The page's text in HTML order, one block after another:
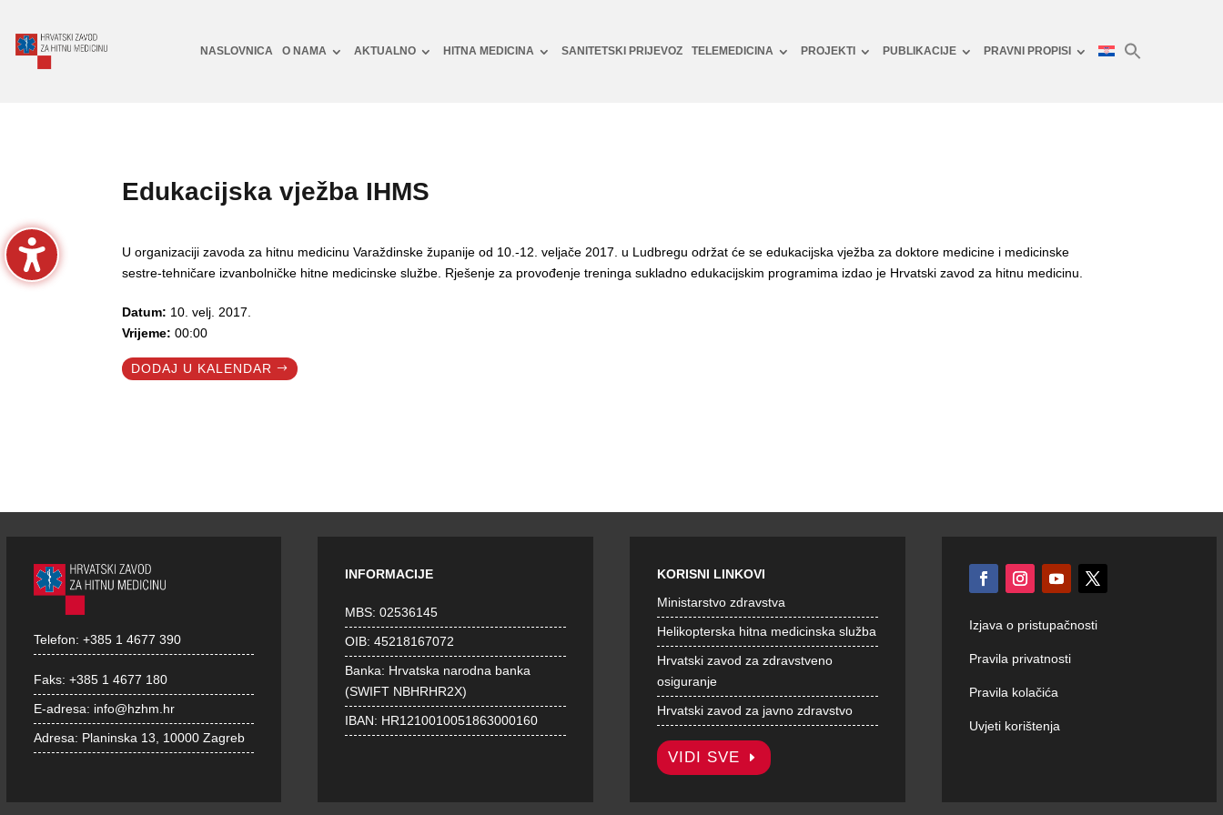
NASLOVNICA O NAMA AKTUALNO HITNA MEDICINA SANITETSKI PRIJEVOZ TELEMEDICINA PROJEKTI PUBLIKACIJE PRAVNI PROPISI
Edukacijska vježba IHMS
U organizaciji zavoda za hitnu medicinu Varaždinske županije od 10.-12. veljače 2017. u Ludbregu održat će se edukacijska vježba za doktore medicine i medicinske
sestre-tehničare izvanbolničke hitne medicinske službe. Rješenje za provođenje treninga sukladno edukacijskim programima izdao je Hrvatski zavod za hitnu medicinu.
Datum: 10. velj. 2017.
Vrijeme:00:00
DODAJ U KALENDAR
Telefon: +385 1 4677 390
Faks: +385 1 4677 180
E-adresa: info@hzhm.hr
Adresa: Planinska 13, 10000 Zagreb
INFORMACIJE
MBS: 02536145
OIB: 45218167072
Banka: Hrvatska narodna banka
(SWIFT NBHRHR2X)
IBAN: HR1210010051863000160
KORISNI LINKOVI
Ministarstvo zdravstva
Helikopterska hitna medicinska služba
Hrvatski zavod za zdravstveno
osiguranje
Hrvatski zavod za javno zdravstvo
VIDI SVE
Izjava o pristupačnosti
Pravila privatnosti
Pravila kolačića
Uvjeti korištenja